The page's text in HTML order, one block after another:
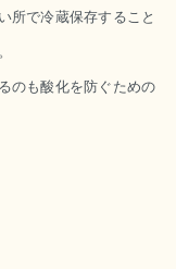
所で冷蔵保存すること
のも酸化を防ぐための